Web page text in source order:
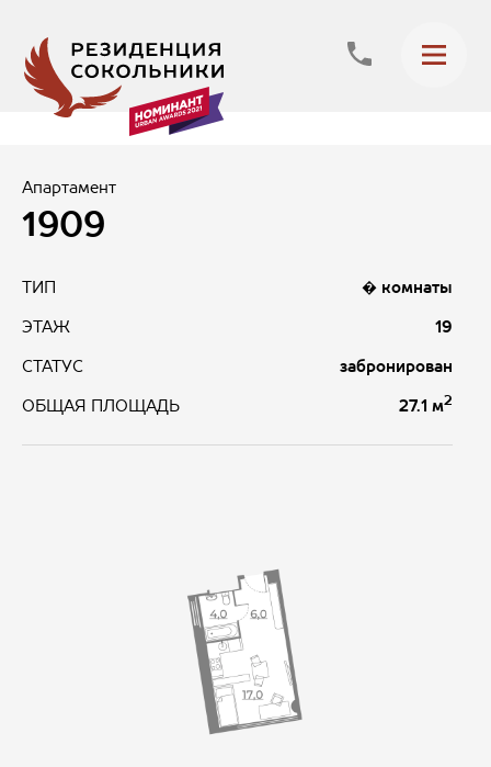
Апартамент
1909
ТИП � комнаты
ЭТАЖ 19
СТАТУС забронирован
ОБЩАЯ ПЛОЩАДЬ 27.1 м2